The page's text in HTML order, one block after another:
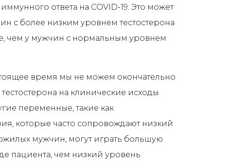
ответа на COVID-19. Это может
с более низким уровнем тестостерона
чем у мужчин с нормальным уровнем
время мы не можем окончательно
на клинические исходы
переменные, такие как
которые часто сопровождают низкий
мужчин, могут играть большую
пациента, чем низкий уровень